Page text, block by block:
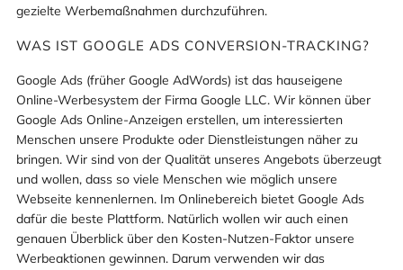
gezielte Werbemaßnahmen durchzuführen.
WAS IST GOOGLE ADS CONVERSION-TRACKING?
Google Ads (früher Google AdWords) ist das hauseigene
Online-Werbesystem der Firma Google LLC. Wir können über
Google Ads Online-Anzeigen erstellen, um interessierten
Menschen unsere Produkte oder Dienstleistungen näher zu
bringen. Wir sind von der Qualität unseres Angebots überzeugt
und wollen, dass so viele Menschen wie möglich unsere
Webseite kennenlernen. Im Onlinebereich bietet Google Ads
dafür die beste Plattform. Natürlich wollen wir auch einen
genauen Überblick über den Kosten-Nutzen-Faktor unsere
Werbeaktionen gewinnen. Darum verwenden wir das